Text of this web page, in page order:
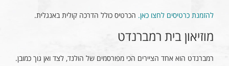
להזמנת כרטיסים לחצו כאן. הכרטיס כולל הדרכה קולית באנגלית.
מוזיאון בית רמברנדט
רמברנדט הוא אחד הציירים הכי מפורסמים של הולנד, לצד ואן גוך כמובן.